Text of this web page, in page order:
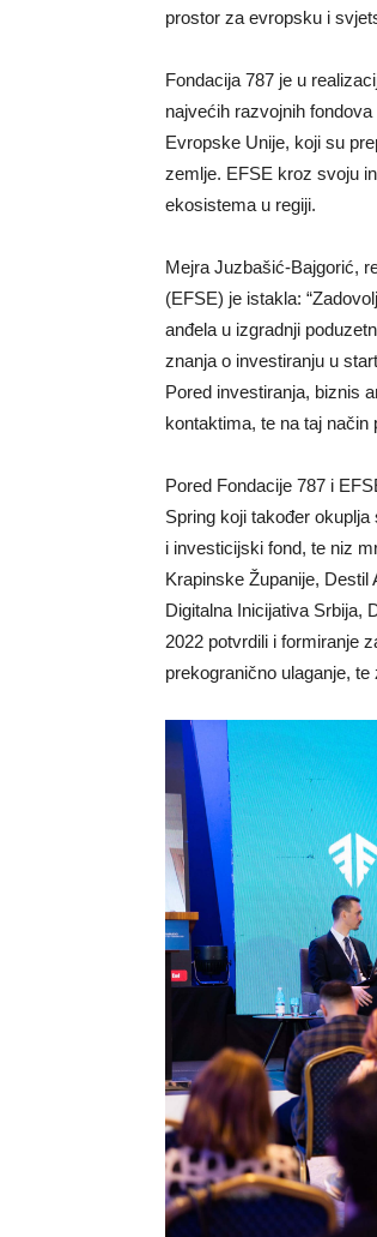
prostor za evropsku i
Fondacija 787 je u
najvećih razvojnih
Evropske Unije, koji su
zemlje. EFSE kroz svoju
ekosistema u regiji.
Mejra Juzbašić-Bajgorić,
(EFSE) je istakla:
anđela u izgradnji
znanja o investiranju u
Pored investiranja, biznis
kontaktima, te na taj
Pored Fondacije 787 i
Spring koji također
i investicijski fond, te niz
Krapinske Županije,
Digitalna Inicijativa Srbija,
2022 potvrdili i formiranje
prekogranično ulaganje,